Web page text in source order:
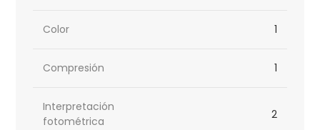
Color 1
Compresión 1
Interpretación
fotométrica
2